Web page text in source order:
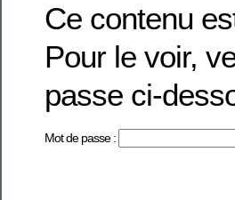
Ce contenu
Pour le voir,
passe ci-
Mot de passe :